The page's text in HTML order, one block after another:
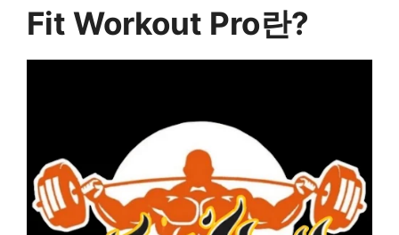
Fit Workout Pro란?